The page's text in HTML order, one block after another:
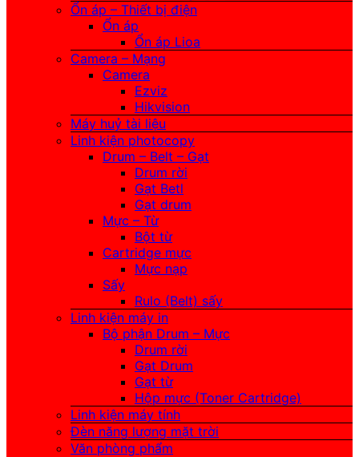
Ổn áp – Thiết bị điện
Ổn áp
Ổn áp Lioa
Camera – Mạng
Camera
Ezviz
Hikvision
Máy huỷ tài liệu
Linh kiện photocopy
Drum – Belt – Gạt
Drum rời
Gạt Betl
Gạt drum
Mực – Từ
Bột từ
Cartridge mực
Mực nạp
Sấy
Rulo (Belt) sấy
Linh kiện máy in
Bộ phận Drum – Mực
Drum rời
Gạt Drum
Gạt từ
Hộp mực (Toner Cartridge)
Linh kiện máy tính
Đèn năng lượng mặt trời
Văn phòng phẩm